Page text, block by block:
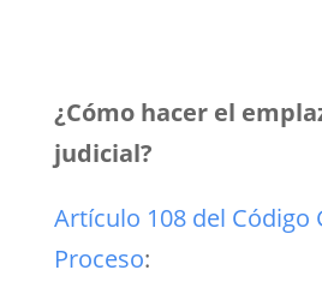
¿Cómo hacer el
judicial?
Artículo 108 del Código
Proceso: